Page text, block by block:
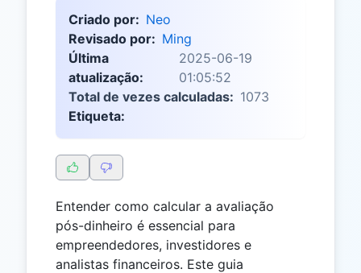
Criado por: Neo
Revisado por: Ming
Última
atualização:
2025-06-19
01:05:52
Total de vezes calculadas: 1073
Etiqueta:
Entender como calcular a avaliação
pós-dinheiro é essencial para
empreendedores, investidores e
analistas financeiros. Este guia